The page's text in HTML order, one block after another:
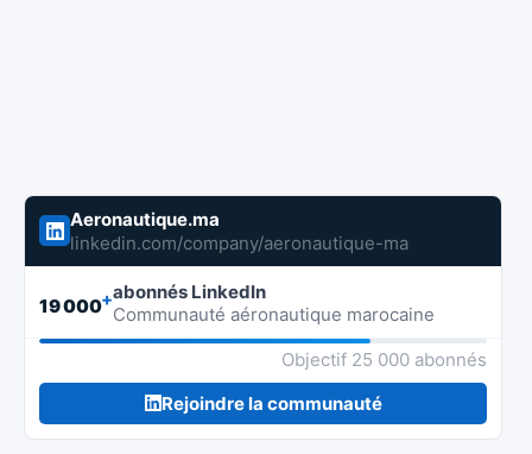
Aeronautique.ma
linkedin.com/company/aeronautique-ma
19 000+abonnés LinkedIn
Communauté aéronautique marocaine
Objectif 25 000 abonnés
Rejoindre la communauté